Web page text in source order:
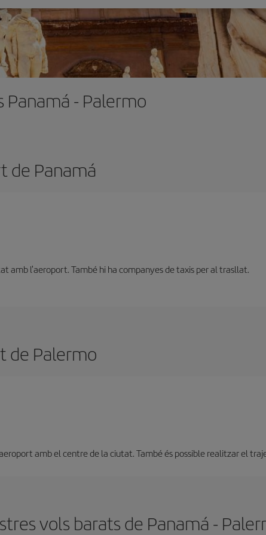
- Palermo
de Panam
amb l'aeroport. També hi ha companyes de taxis per al trasllat.
de Palermo
amb el centre de la ciutat. També és possible realitzar el
vols barats de Panamá -